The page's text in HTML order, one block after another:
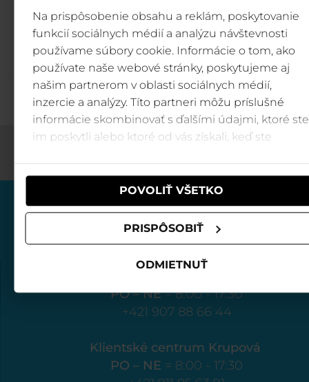
Na prispôsobenie obsahu a reklám, poskytovanie
funkcií sociálnych médií a analýzu návštevnosti
používame súbory cookie. Informácie o tom, ako
používate naše webové stránky, poskytujeme aj
našim partnerom v oblasti sociálnych médií,
inzercie a analýzy. Títo partneri môžu príslušné
informácie skombinovať s ďalšími údajmi, ktoré ste
im poskytli alebo ktoré od vás získali, keď ste
POVOLIŤ VŠETKO
PRISPÔSOBIŤ
ODMIETNUŤ
Koupit
PO – NE= 8:00 - 17:30
+421 907 88 66 44
Klientské centrum Krupová
PO – NE = 8:00 - 17:30